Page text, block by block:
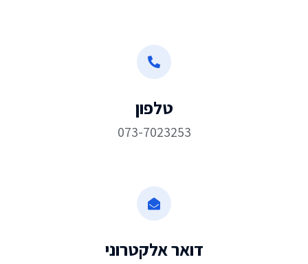
טלפון
073-7023253
דואר אלקטרוני